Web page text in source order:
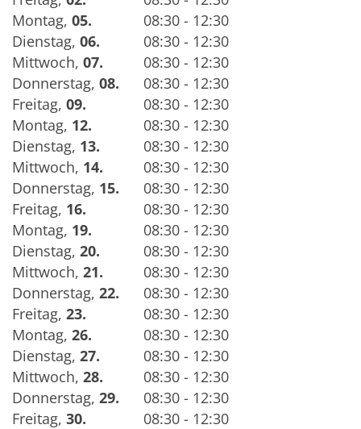
Montag, 05.
08:30 - 12:30
Dienstag, 06.
08:30 - 12:30
Mittwoch, 07.
08:30 - 12:30
Donnerstag, 08.
08:30 - 12:30
Freitag, 09.
08:30 - 12:30
Montag, 12.
08:30 - 12:30
Dienstag, 13.
08:30 - 12:30
Mittwoch, 14.
08:30 - 12:30
Donnerstag, 15.
08:30 - 12:30
Freitag, 16.
08:30 - 12:30
Montag, 19.
08:30 - 12:30
Dienstag, 20.
08:30 - 12:30
Mittwoch, 21.
08:30 - 12:30
Donnerstag, 22.
08:30 - 12:30
Freitag, 23.
08:30 - 12:30
Montag, 26.
08:30 - 12:30
Dienstag, 27.
08:30 - 12:30
Mittwoch, 28.
08:30 - 12:30
Donnerstag, 29.
08:30 - 12:30
Freitag, 30.
08:30 - 12:30